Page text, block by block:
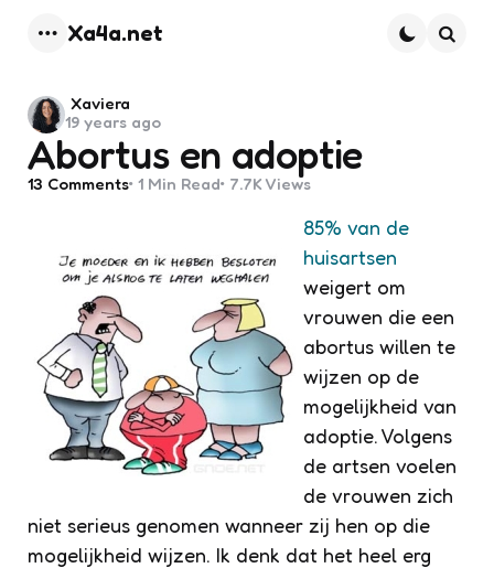
Xa4a.net
Abortus en adoptie
Posted
by
Xaviera
19 years ago
13 Comments 1 Min Read 7.7K Views
85% van de
huisartsen
weigert om
vrouwen die een
abortus willen te
wijzen op de
mogelijkheid van
adoptie. Volgens
de artsen voelen
de vrouwen zich
niet serieus genomen wanneer zij hen op die
mogelijkheid wijzen. Ik denk dat het heel erg